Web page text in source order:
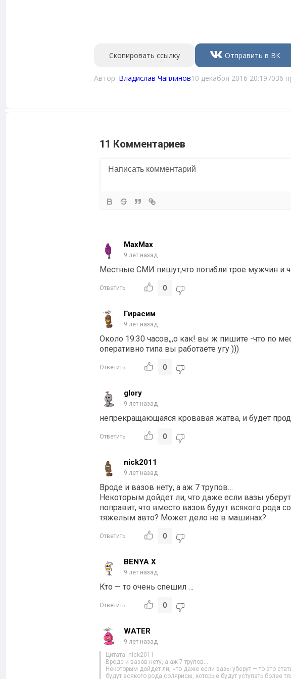
Скопировать ссылку Отправить в ВК
Автор: Владислав Чаплинов10 декабря 2016 20:197036
11 Комментариев
MaxMax
9 лет назад
Местные СМИ пишут,что погибли трое мужчин и
Ответить 0
Гирасим
9 лет назад
Около 19:30 часов,,,о как! вы ж пишите -что по
оперативно типа вы работаете угу )))
Ответить 0
glory
9 лет назад
непрекращающаяся кровавая жатва, и будет
Ответить 0
nick2011
9 лет назад
Вроде и вазов нету, а аж 7 трупов…
Некоторым дойдет ли, что даже если вазы уберут
поправит, что вместо вазов будут всякого рода
тяжелым авто? Может дело не в машинах?
Ответить 0
BENYA X
9 лет назад
Кто — то очень спешил …
Ответить 0
WATER
9 лет назад
Цитата: nick2011
Вроде и вазов нету, а аж 7 трупов…
Некоторым дойдет ли, что даже если вазы уберут — то это
будут всякого рода солярисы, которые будут уступать